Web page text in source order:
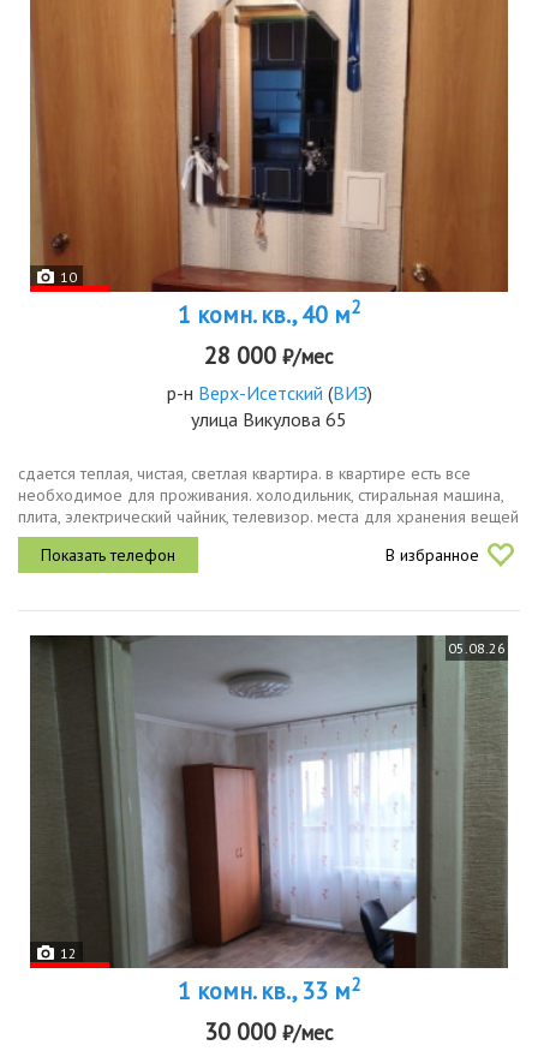
10
1 комн. кв., 40 м2
28 000 ₽/мес
р-н Верх-Исетский (ВИЗ)
улица Викулова 65
сдается теплая, чистая, светлая квартира. в квартире есть все
необходимое для проживания. холодильник, стиральная машина,
плита, электрический чайник, телевизор. места для хранения вещей
и полноценное спальное место.балкон застеклён, пластиковые...
В избранное
05.08.26
12
1 комн. кв., 33 м2
30 000 ₽/мес